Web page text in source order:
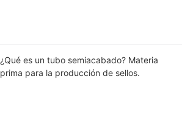
¿Qué es un tubo semiacabado? Materia
prima para la producción de sellos.